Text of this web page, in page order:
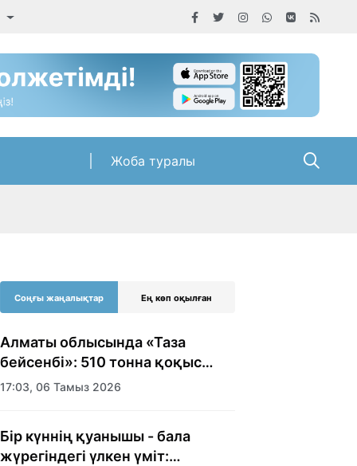
Жоба туралы
Соңғы жаңалықтар Ең көп оқылған
Алматы облысында «Таза
бейсенбі»: 510 тонна қоқыс
шығарылды
17:03, 06 Тамыз 2026
Бір күннің қуанышы - бала
жүрегіндегі үлкен үміт: